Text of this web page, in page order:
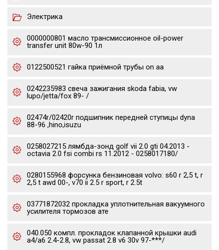
Электрика
0000000801 масло трансмиссионное oil-power
transfer unit 80w-90 1л
0122500521 гайка приёмной трубы on aa
0242235983 свеча зажигания skoda fabia, vw
lupo/jetta/fox 89- /
02474r/02420r подшипник передней ступицы dyna
88-96 ,hino,isuzu
0258027215 лямбда-зонд golf vii 2.0 gti 04.2013 -
octavia 2.0 fsi combi rs 11.2012 - 0258017180/
0280155968 форсунка бензиновая volvo: s60 r 2,5 t, r
2,5 t awd 00-, v70 ii 2.5 r sport, r 2.5t
03771872032 прокладка уплотнительная вакуумного
усилителя тормозов ате
040.050 компл. прокладок клапанной крышки audi
a4/a6 2.4-2.8, vw passat 2.8 v6 30v 97-***/